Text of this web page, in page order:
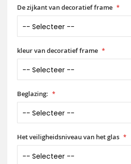
De zijkant van decoratief frame
kleur van decoratief frame
Beglazing:
Het veiligheidsniveau van het glas